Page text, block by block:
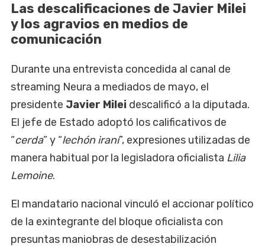
Las descalificaciones de Javier Milei
y los agravios en medios de
comunicación
Durante una entrevista concedida al canal de
streaming Neura a mediados de mayo, el
presidente Javier Milei descalificó a la diputada.
El jefe de Estado adoptó los calificativos de
“cerda” y “lechón iraní”, expresiones utilizadas de
manera habitual por la legisladora oficialista Lilia
Lemoine.
El mandatario nacional vinculó el accionar político
de la exintegrante del bloque oficialista con
presuntas maniobras de desestabilización